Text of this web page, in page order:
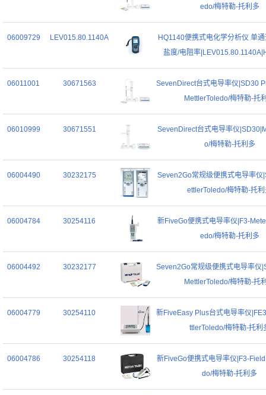
edo/梅特勒-托利多
06009729 LEV015.80.1140A
HQ1140便携式电化学分析仪 单
盐度/电阻率
06011001 30671563
SevenDirect台式电导率仪|SD30
MettlerToledo/梅特勒-托
06010999 30671551
SevenDirect台式电导率仪
o/梅特勒-托利多
06004490 30232175
Seven2Go常规级便携式电导率仪
ettlerToledo/梅特勒-托
06004784 30254116
新FiveGo便携式电导率仪|F3-
edo/梅特勒-托利多
06004492 30232177
Seven2Go常规级便携式电导率仪
MettlerToledo/梅特勒-托
06004779 30254110
新FiveEasy Plus台式电导率仪
ttlerToledo/梅特勒-托利
06004786 30254118
新FiveGo便携式电导率仪|F3-
do/梅特勒-托利多